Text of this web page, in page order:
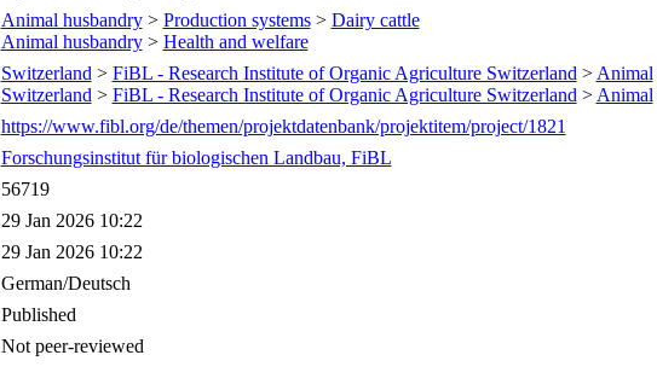
Animal husbandry> Production systems> Dairy cattle
Animal husbandry> Health and welfare
Switzerland > FiBL - Research Institute of Organic Agriculture Switzerland > Animal
Switzerland > FiBL - Research Institute of Organic Agriculture Switzerland > Animal
https://www.fibl.org/de/themen/projektdatenbank/projektitem/project/1821
Forschungsinstitut für biologischen Landbau, FiBL
56719
29 Jan 2026 10:22
29 Jan 2026 10:22
German/Deutsch
Published
Not peer-reviewed